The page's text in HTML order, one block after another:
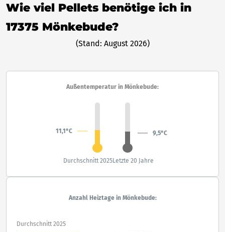
Wie viel Pellets benötige ich in
17375 Mönkebude?
(Stand: August 2026)
Außentemperatur in Mönkebude:
11,1°C 9,5°C
Durchschnitt 2025Letzte 20 Jahre
Anzahl Heiztage in Mönkebude:
Durchschnitt 2025